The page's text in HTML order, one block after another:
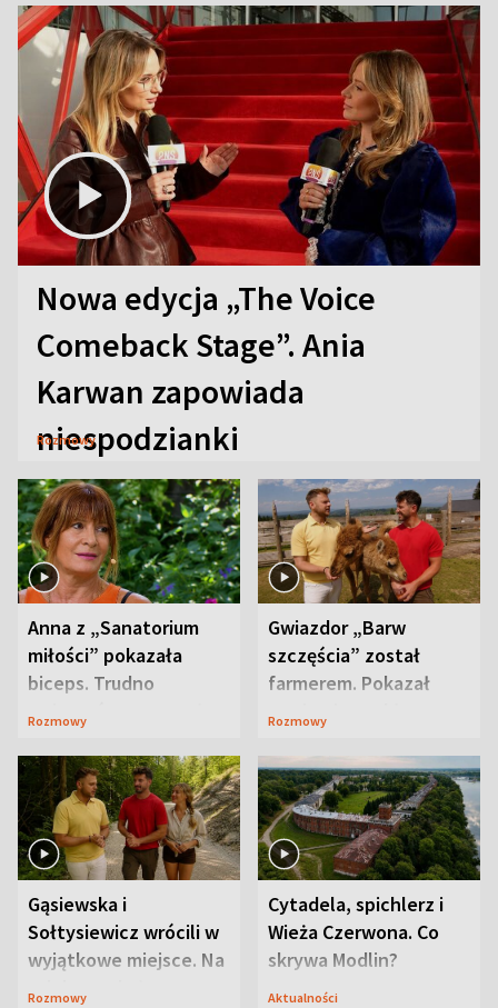
Nowa edycja „The Voice
Comeback Stage”. Ania
Karwan zapowiada
niespodzianki
Rozmowy
Anna z „Sanatorium
miłości” pokazała
biceps. Trudno
uwierzyć, co przeszła
Rozmowy
Gwiazdor „Barw
szczęścia” został
farmerem. Pokazał
swoje niezwykłe
Rozmowy
Gąsiewska i
Sołtysiewicz wrócili w
wyjątkowe miejsce. Na
szlaku czekał
Rozmowy
Cytadela, spichlerz i
Wieża Czerwona. Co
skrywa Modlin?
Aktualności